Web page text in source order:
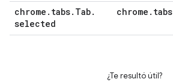
chrome . tabs. Tab.
selected
chrome . tabs
¿Te resultó útil?